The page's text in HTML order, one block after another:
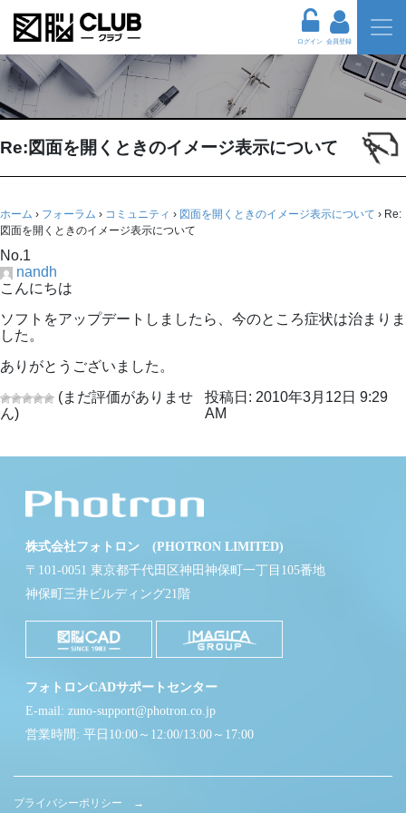
ログイン 会員登録
Re:図面を開くときのイメージ表示について
ホーム › フォーラム › コミュニティ › 図面を開くときのイメージ表示について › Re:
図面を開くときのイメージ表示について
No.1
nandh
こんにちは
ソフトをアップデートしましたら、今のところ症状は治まりま
した。
ありがとうございました。
(まだ評価がありませ
ん)
投稿日: 2010年3月12日 9:29
AM
株式会社フォトロン (PHOTRON LIMITED)
〒101-0051 東京都千代田区神田神保町一丁目105番地
神保町三井ビルディング21階
フォトロンCADサポートセンター
E-mail: zuno-support@photron.co.jp
営業時間: 平日10:00～12:00/13:00～17:00
プライバシーポリシー →